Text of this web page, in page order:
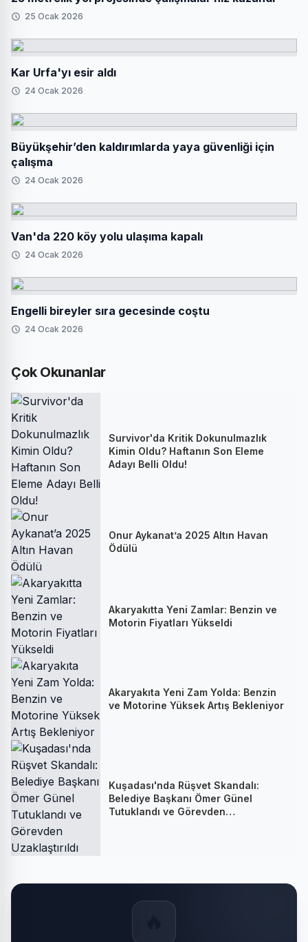
25 Ocak 2026
Kar Urfa'yı esir aldı
24 Ocak 2026
Büyükşehir’den kaldırımlarda yaya güvenliği için
çalışma
24 Ocak 2026
Van'da 220 köy yolu ulaşıma kapalı
24 Ocak 2026
Engelli bireyler sıra gecesinde coştu
24 Ocak 2026
Çok Okunanlar
Survivor'da Kritik Dokunulmazlık
Kimin Oldu? Haftanın Son Eleme
Adayı Belli Oldu!
Onur Aykanat’a 2025 Altın Havan
Ödülü
Akaryakıtta Yeni Zamlar: Benzin ve
Motorin Fiyatları Yükseldi
Akaryakıta Yeni Zam Yolda: Benzin
ve Motorine Yüksek Artış Bekleniyor
Kuşadası'nda Rüşvet Skandalı:
Belediye Başkanı Ömer Günel
Tutuklandı ve Görevden